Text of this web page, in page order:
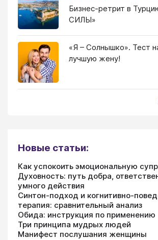
Бизнес-ретрит в
СИЛЫ»
«Я – Солнышко». Тест
лучшую жену!
Новые статьи:
Как успокоить эмоциональную
Духовность: путь добра,
умного действия
Синтон-подход и когнитивно-
терапия: сравнительный анализ
Обида: инструкция по применению
Три принципа мудрых людей
Манифест послушания женщины